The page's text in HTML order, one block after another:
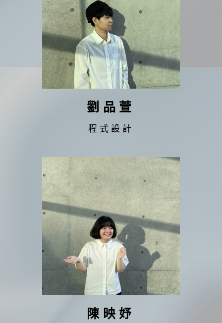
劉品萱
程式設計
陳映妤